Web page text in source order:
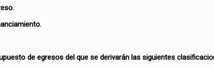
de egresos del que se derivarán las siguientes